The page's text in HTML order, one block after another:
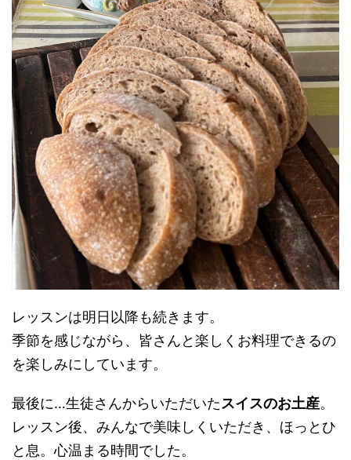
レッスンは明日以降も続きます。
季節を感じながら、皆さんと楽しくお料理できるの
を楽しみにしています。
最後に…生徒さんからいただいたスイスのお土産。
レッスン後、みんなで美味しくいただき、ほっとひ
と息。心温まる時間でした。